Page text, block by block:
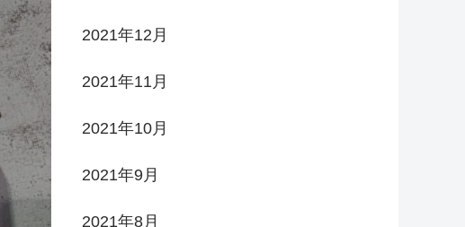
2021年12月
2021年11月
2021年10月
2021年9月
2021年8月